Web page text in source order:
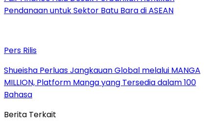
Pendanaan untuk Sektor Batu Bara di ASEAN
Pers Rilis
Shueisha Perluas Jangkauan Global melalui MANGA
MILLION, Platform Manga yang Tersedia dalam 100
Bahasa
Berita Terkait